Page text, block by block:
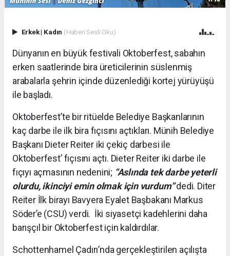
Erkek| Kadın (Haberi Sesli Oku)
Dünyanın en büyük festivali Oktoberfest, sabahın
erken saatlerinde bira üreticilerinin süslenmiş
arabalarla şehrin içinde düzenlediği kortej yürüyüşü
ile başladı.
Oktoberfest’te bir ritüelde Belediye Başkanlarının
kaç darbe ile ilk bira fıçısını açtıkları. Münih Belediye
Başkanı Dieter Reiter iki çekiç darbesi ile
Oktoberfest’ fıçısını açtı. Dieter Reiter iki darbe ile
fıçıyı açmasının nedenini; “Aslında tek darbe yeterli
olurdu, ikinciyi emin olmak için vurdum”dedi. Diter
Reiter İlk birayı Bavyera Eyalet Başbakanı Markus
Söder’e (CSU) verdi. İki siyasetçi kadehlerini daha
barışçıl bir Oktoberfest için kaldırdılar.
Schottenhamel Çadırı’nda gerçekleştirilen açılışta